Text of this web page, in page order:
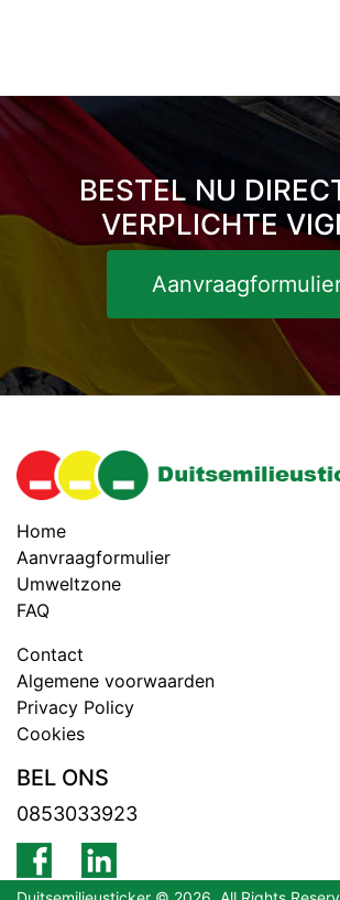
BESTEL NU
VERPLICHTE
Home
Aanvraagformulier
Umweltzone
FAQ
Contact
Algemene voorwaarden
Privacy Policy
Cookies
BEL ONS
0853033923